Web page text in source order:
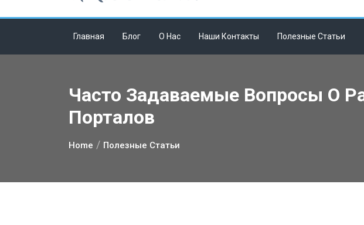
Главная Блог О Нас Наши Контакты Полезные Статьи
Часто Задаваемые Вопросы О
Порталов
Home Полезные Статьи